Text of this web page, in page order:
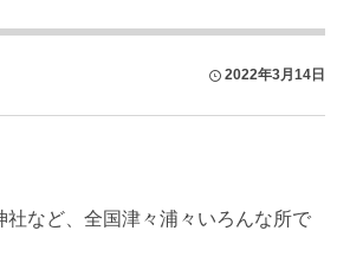
2022年3月14日
社など、全国津々浦々いろんな所で